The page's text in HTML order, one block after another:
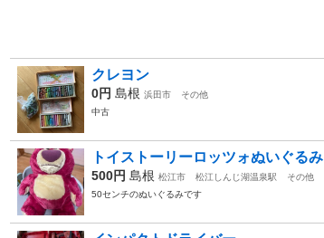
クレヨン
0円 島根 浜田市
その他
中古
トイストーリーロッツォぬいぐるみ
500円 島根 松江市 松江しんじ湖温泉駅
その他
50センチのぬいぐるみです